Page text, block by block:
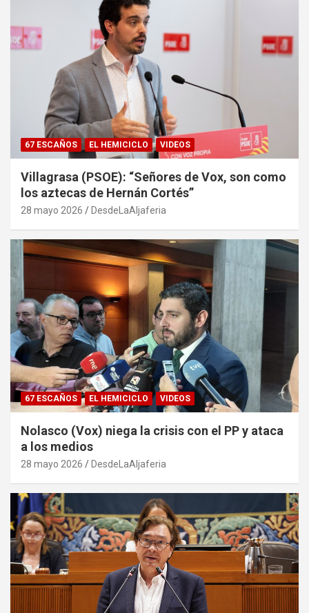
67 ESCAÑOS EL HEMICICLO VIDEOS
Villagrasa (PSOE): “Señores de Vox, son como
los aztecas de Hernán Cortés”
28 mayo 2026 DesdeLaAljaferia
67 ESCAÑOS EL HEMICICLO VIDEOS
Nolasco (Vox) niega la crisis con el PP y ataca
a los medios
28 mayo 2026 DesdeLaAljaferia